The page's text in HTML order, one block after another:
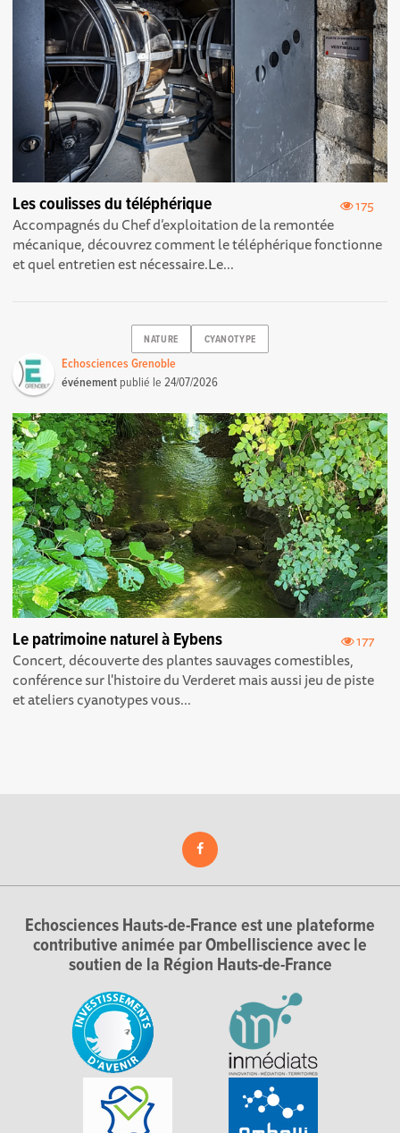
175
Les coulisses du téléphérique
Accompagnés du Chef d’exploitation de la remontée
mécanique, découvrez comment le téléphérique fonctionne
et quel entretien est nécessaire.Le...
NATURE CYANOTYPE
Echosciences Grenoble
événement publié le24/07/2026
177
Le patrimoine naturel à Eybens
Concert, découverte des plantes sauvages comestibles,
conférence sur l'histoire du Verderet mais aussi jeu de piste
et ateliers cyanotypes vous...
Echosciences Hauts-de-France est une plateforme
contributive animée par Ombelliscience avec le
soutien de la Région Hauts-de-France